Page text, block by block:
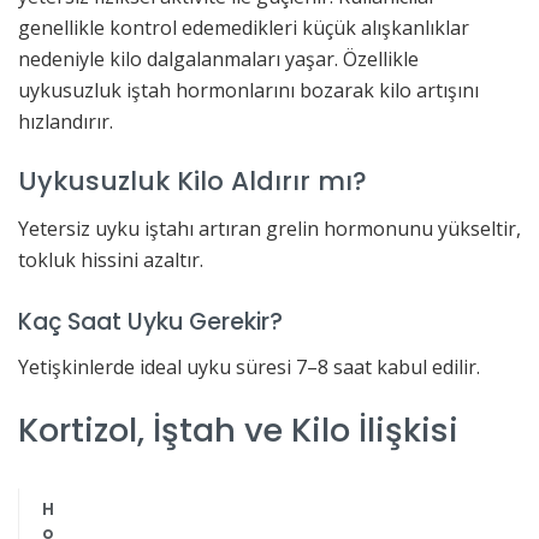
genellikle kontrol edemedikleri küçük alışkanlıklar
nedeniyle kilo dalgalanmaları yaşar. Özellikle
uykusuzluk iştah hormonlarını bozarak kilo artışını
hızlandırır.
Uykusuzluk Kilo Aldırır mı?
Yetersiz uyku iştahı artıran grelin hormonunu yükseltir,
tokluk hissini azaltır.
Kaç Saat Uyku Gerekir?
Yetişkinlerde ideal uyku süresi 7–8 saat kabul edilir.
Kortizol, İştah ve Kilo İlişkisi
H
o